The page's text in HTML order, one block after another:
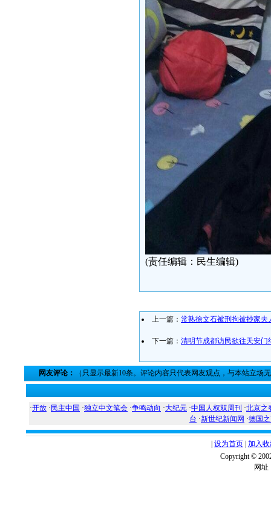
(责任编辑：民生编辑)
上一篇： 常熟徐文石被刑拘被抄家夫
下一篇： 清明节成都访民欲往天安门
网友评论： （只显示最新10条。评论内容只代表网友观点，与本站立场
·开放 · 民主中国 ·独立中文笔会 ·争鸣动向 ·大纪元 ·中国人权双周刊 ·北京之
台 ·新世纪新闻网 ·德国
设为首页 加入
Copyright ©
网址